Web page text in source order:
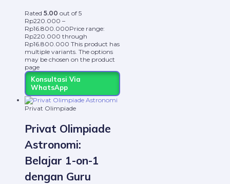
Rated 5.00 out of 5
Rp220.000 –
Rp16.800.000Price range:
Rp220.000 through
Rp16.800.000 This product has
multiple variants. The options
may be chosen on the product
page
Konsultasi Via
WhatsApp
Privat Olimpiade
Privat Olimpiade
Astronomi:
Belajar 1-on-1
dengan Guru